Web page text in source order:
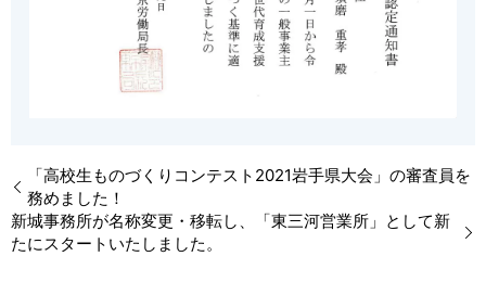
「高校生ものづくりコンテスト2021岩手県大会」の審査員を
務めました！
新城事務所が名称変更・移転し、「東三河営業所」として新
たにスタートいたしました。